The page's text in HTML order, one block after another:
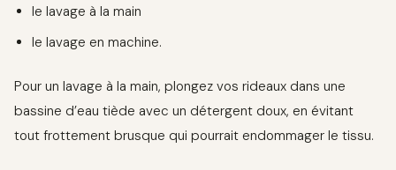
le lavage à la main
le lavage en machine.
Pour un lavage à la main, plongez vos rideaux dans une
bassine d’eau tiède avec un détergent doux, en évitant
tout frottement brusque qui pourrait endommager le tissu.